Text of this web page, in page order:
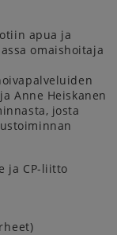
apua ja
omaishoitaja
Anne Heiskanen
josta
ja CP-liitto